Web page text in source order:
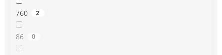
760 2
86 0